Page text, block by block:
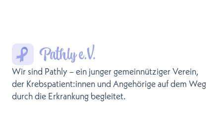
Wir sind Pathly – ein junger gemeinnütziger Verein,
der Krebspatient:innen und Angehörige auf dem Weg
durch die Erkrankung begleitet.